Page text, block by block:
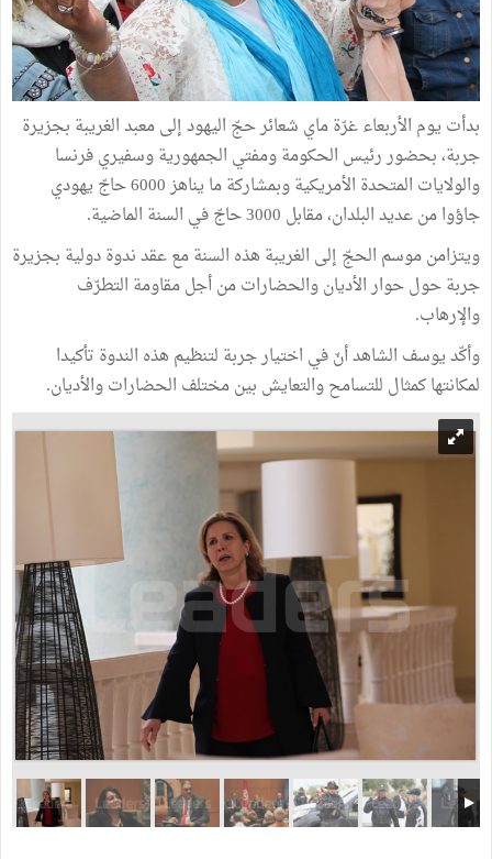
بدأت يوم الأربعاء غرّة ماي شعائر حجّ اليهود إلى معبد الغريبة بجزيرة
جربة، بحضور رئيس الحكومة ومفتي الجمهورية وسفيري فرنسا
والولايات المتحدة الأمريكية وبمشاركة ما يناهز 6000 حاجّ يهودي
جاؤوا من عديد البلدان، مقابل 3000 حاجّ في السنة الماضية.
ويتزامن موسم الحجّ إلى الغريبة هذه السنة مع عقد ندوة دولية بجزيرة
جربة حول حوار الأديان والحضارات من أجل مقاومة التطرّف
والإرهاب.
وأكّد يوسف الشاهد أنّ في اختيار جربة لتنظيم هذه الندوة تأكيدا
لمكانتها كمثال للتسامح والتعايش بين مختلف الحضارات والأديان.